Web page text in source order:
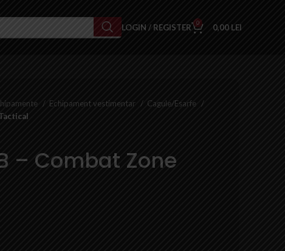
LOGIN / REGISTER 0 0,00 LEI
Echipament vestimentar
Cagule/Esarfe
– Combat Zone